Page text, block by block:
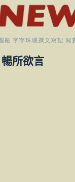
所欲言